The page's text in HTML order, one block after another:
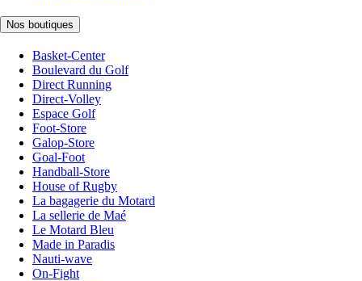
Nos boutiques
Basket-Center
Boulevard du Golf
Direct Running
Direct-Volley
Espace Golf
Foot-Store
Galop-Store
Goal-Foot
Handball-Store
House of Rugby
La bagagerie du Motard
La sellerie de Maé
Le Motard Bleu
Made in Paradis
Nauti-wave
On-Fight